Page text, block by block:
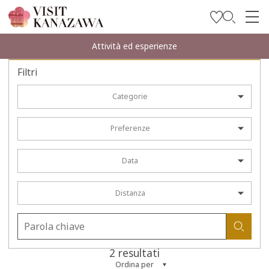
Esplora
Programma il tuo viaggio
Travel Trade and Media
Languages
Attività ed esperienze
Filtri
Categorie
Preferenze
Data
Distanza
2 resultati
Ordina per